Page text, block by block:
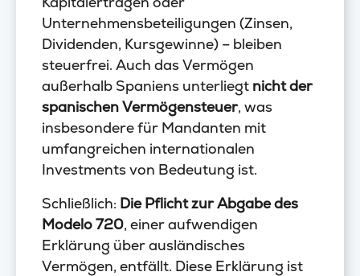
Unternehmensbeteiligungen (Zinsen,
Dividenden, Kursgewinne) – bleiben
steuerfrei. Auch das Vermögen
außerhalb Spaniens unterliegt nicht der
spanischen Vermögensteuer, was
insbesondere für Mandanten mit
umfangreichen internationalen
Investments von Bedeutung ist.
Schließlich: Die Pflicht zur Abgabe des
Modelo 720, einer aufwendigen
Erklärung über ausländisches
Vermögen, entfällt. Diese Erklärung ist